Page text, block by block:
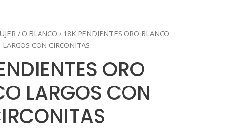
/ O.BLANCO / 18K PENDIENTES ORO BLANCO
LARGOS CON CIRCONITAS
ORO
LARGOS CON